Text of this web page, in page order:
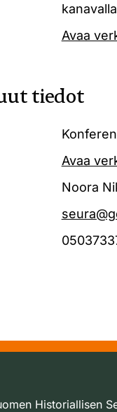
kanavalla
Avaa
tiedot
Avaa
Noora
Historiallisen